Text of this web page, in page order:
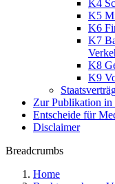
K4
K5
K6
K7
K8
K9
Zur Publikation in
Entscheide für
Disclaimer
Breadcrumbs
Home